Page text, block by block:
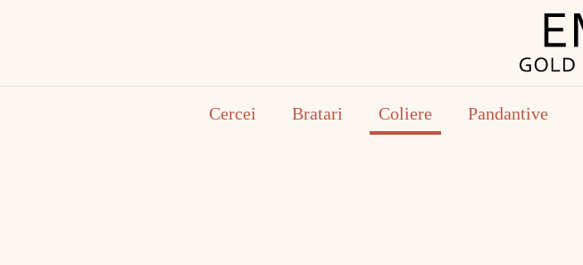
Cercei Bratari Coliere Pandantive